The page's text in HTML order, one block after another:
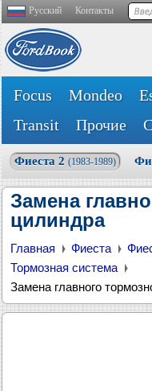
Русский Контакты
Focus Mondeo
Transit
Прочие
Фиеста 2 (1983-1989)
Замена
цилиндра
Главная Фиеста
Тормозная система
Замена главного